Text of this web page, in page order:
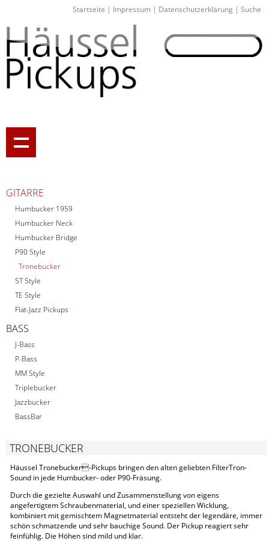
Startseite | Impressum | Datenschutzerklärung | Suche
GITARRE
Humbucker 1959
Humbucker Neck
Humbucker Bridge
P90 Style
Tronebucker
ST Style
TE Style
Flat-Jazz Pickups
BASS
J-Bass
P-Bass
MM Style
Triplebucker
Jazzbucker
BassBar
TRONEBUCKER
Häussel Tronebucker-Pickups bringen den alten geliebten FilterTron-
Sound in jede Humbucker- oder P90-Fräsung.
Durch die gezielte Auswahl und Zusammenstellung von eigens
angefertigtem Schraubenmaterial, und einer speziellen Wicklung,
kombiniert mit gemischtem Magnetmaterial entsteht der legendäre, immer
schön schmatzende und sehr bauchige Sound. Der Pickup reagiert sehr
feinfühlig. Die Höhen sind mild und klar.